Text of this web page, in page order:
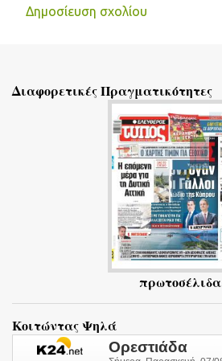
λ
Δημοσίευση σχολίου
Διαφορετικές Πραγματικότητες
πρωτοσέλιδα
Κοιτώντας Ψηλά